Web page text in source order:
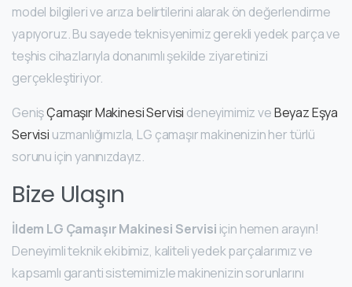
model bilgileri ve arıza belirtilerini alarak ön değerlendirme
yapıyoruz. Bu sayede teknisyenimiz gerekli yedek parça ve
teşhis cihazlarıyla donanımlı şekilde ziyaretinizi
gerçekleştiriyor.
GenişÇamaşır Makinesi Servisi deneyimimiz veBeyaz Eşya
Servisi uzmanlığımızla, LG çamaşır makinenizin her türlü
sorunu için yanınızdayız.
Bize Ulaşın
İldem LG Çamaşır Makinesi Servisi için hemen arayın!
Deneyimli teknik ekibimiz, kaliteli yedek parçalarımız ve
kapsamlı garanti sistemimizle makinenizin sorunlarını